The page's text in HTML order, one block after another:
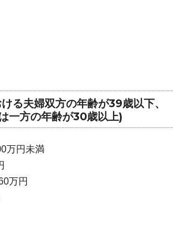
る夫婦双方の年齢が39歳以下、
一方の年齢が30歳以上)
万円未満
万円